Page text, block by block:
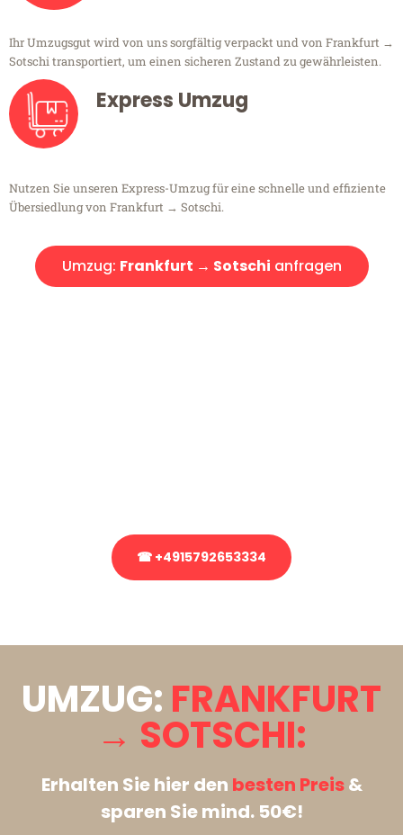
Ihr Umzugsgut wird von uns sorgfältig verpackt und von Frankfurt →
Sotschi transportiert, um einen sicheren Zustand zu gewährleisten.
Express Umzug
Nutzen Sie unseren Express-Umzug für eine schnelle und effiziente
Übersiedlung von Frankfurt → Sotschi.
Umzug: Frankfurt → Sotschi anfragen
☎ +4915792653334
UMZUG: FRANKFURT
→ SOTSCHI:
Erhalten Sie hier den besten Preis&
sparen Sie mind. 50€!